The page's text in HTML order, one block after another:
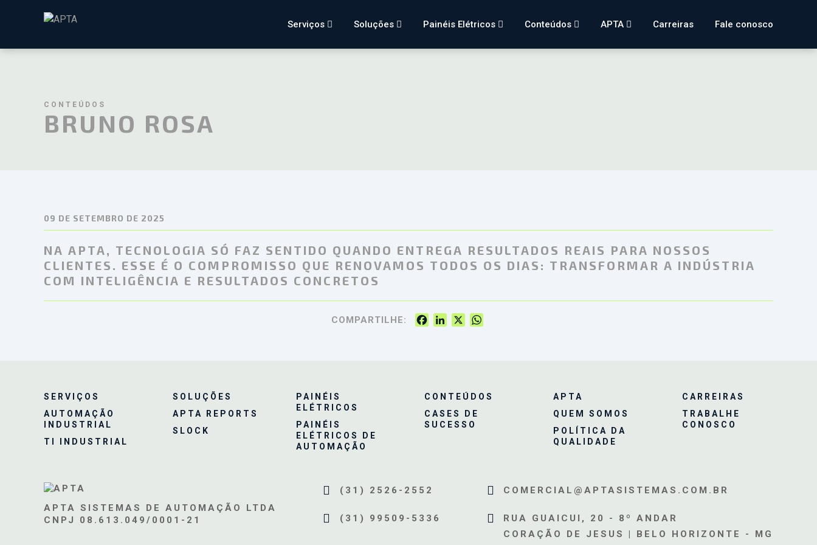
Serviços Soluções Painéis Elétricos Conteúdos APTA Carreiras Fale conosco
CONTEÚDOS
BRUNO ROSA
09 DE SETEMBRO DE 2025
NA APTA, TECNOLOGIA SÓ FAZ SENTIDO QUANDO ENTREGA RESULTADOS REAIS PARA NOSSOS
CLIENTES. ESSE É O COMPROMISSO QUE RENOVAMOS TODOS OS DIAS: TRANSFORMAR A INDÚSTRIA
COM INTELIGÊNCIA E RESULTADOS CONCRETOS
COMPARTILHE: FACEBOOK
LINKEDIN
X
SERVIÇOS
AUTOMAÇÃO
INDUSTRIAL
TI INDUSTRIAL
SOLUÇÕES
APTA REPORTS
SLOCK
PAINÉIS
ELÉTRICOS
PAINÉIS
ELÉTRICOS DE
AUTOMAÇÃO
CONTEÚDOS
CASES DE
SUCESSO
APTA
QUEM SOMOS
POLÍTICA DA
QUALIDADE
CARREIRAS
TRABALHE
CONOSCO
APTA SISTEMAS DE AUTOMAÇÃO LTDA
CNPJ 08.613.049/0001-21
(31) 2526-2552
(31) 99509-5336
COMERCIAL@APTASISTEMAS.COM.BR
RUA GUAICUI, 20 - 8º ANDAR
CORAÇÃO DE JESUS | BELO HORIZONTE - MG